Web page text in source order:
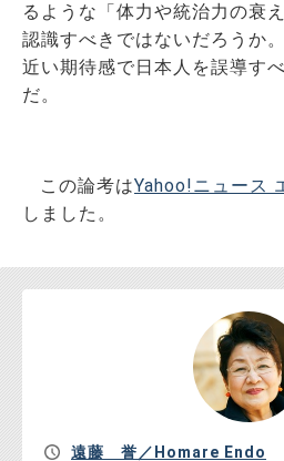
るような「体力や統治力の衰
認識すべきではないだろうか
近い期待感で日本人を誤導す
だ。
この論考はYahoo!ニュース
しました。
遠藤 誉／Homare Endo